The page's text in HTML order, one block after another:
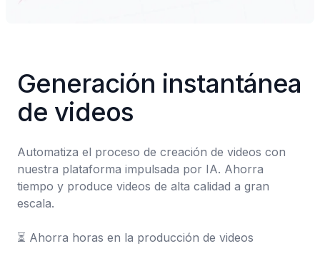
Generación instantánea
de videos
Automatiza el proceso de creación de videos con
nuestra plataforma impulsada por IA. Ahorra
tiempo y produce videos de alta calidad a gran
escala.
⏳️ Ahorra horas en la producción de videos